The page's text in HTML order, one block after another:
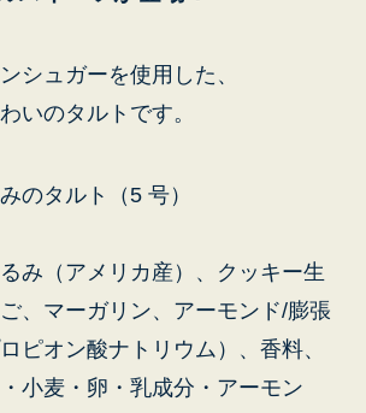
シュガーを使用した、
いのタルトです。
のタルト（5 号）
み（アメリカ産）、クッキー生
、マーガリン、アーモンド/膨張
ピオン酸ナトリウム）、香料、
・小麦・卵・乳成分・アーモン